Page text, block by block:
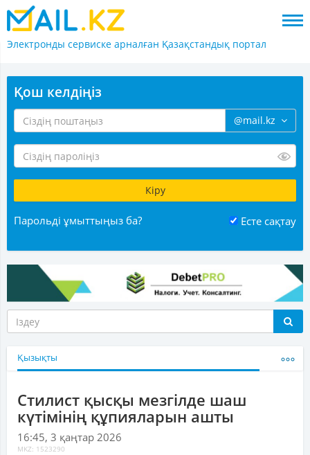
Электронды сервиске арналған Қазақстандық портал
Қош келдіңіз
@mail.kz
Парольді ұмыттыңыз ба? Есте сақтау
Қызықты
Стилист қысқы мезгілде шаш
күтімінің құпияларын ашты
16:45, 3 қаңтар 2026
MKZ: 1523290